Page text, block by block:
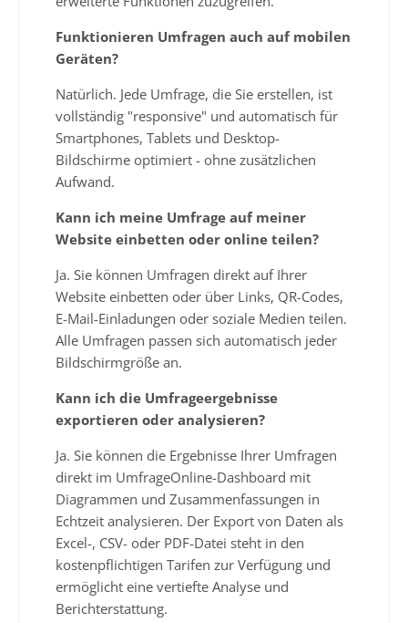
Funktionieren Umfragen auch auf mobilen
Geräten?
Natürlich. Jede Umfrage, die Sie erstellen, ist
vollständig "responsive" und automatisch für
Smartphones, Tablets und Desktop-
Bildschirme optimiert - ohne zusätzlichen
Aufwand.
Kann ich meine Umfrage auf meiner
Website einbetten oder online teilen?
Ja. Sie können Umfragen direkt auf Ihrer
Website einbetten oder über Links, QR-Codes,
E-Mail-Einladungen oder soziale Medien teilen.
Alle Umfragen passen sich automatisch jeder
Bildschirmgröße an.
Kann ich die Umfrageergebnisse
exportieren oder analysieren?
Ja. Sie können die Ergebnisse Ihrer Umfragen
direkt im UmfrageOnline-Dashboard mit
Diagrammen und Zusammenfassungen in
Echtzeit analysieren. Der Export von Daten als
Excel-, CSV- oder PDF-Datei steht in den
kostenpflichtigen Tarifen zur Verfügung und
ermöglicht eine vertiefte Analyse und
Berichterstattung.